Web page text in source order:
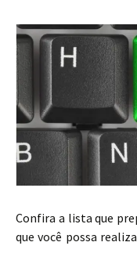
Confira a lista que
que você possa